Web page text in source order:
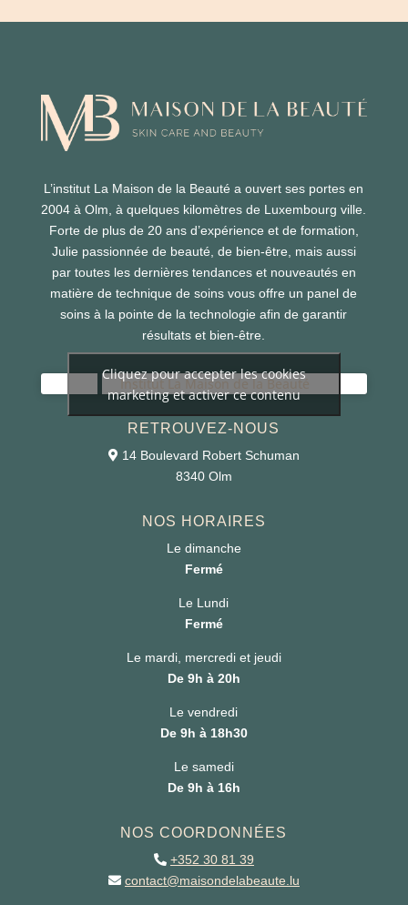
L’institut La Maison de la Beauté a ouvert ses portes en
2004 à Olm, à quelques kilomètres de Luxembourg ville.
Forte de plus de 20 ans d’expérience et de formation,
Julie passionnée de beauté, de bien-être, mais aussi
par toutes les dernières tendances et nouveautés en
matière de technique de soins vous offre un panel de
soins à la pointe de la technologie afin de garantir
résultats et bien-être.
Institut La Maison de la Beauté
Cliquez pour accepter les cookies
marketing et activer ce contenu
RETROUVEZ-NOUS
14 Boulevard Robert Schuman
8340 Olm
NOS HORAIRES
Le dimanche
Fermé
Le Lundi
Fermé
Le mardi, mercredi et jeudi
De 9h à 20h
Le vendredi
De 9h à 18h30
Le samedi
De 9h à 16h
NOS COORDONNÉES
+352 30 81 39
contact@maisondelabeaute.lu